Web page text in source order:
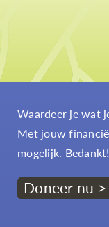
Waardeer je wat
Met jouw
mogelijk. Bedankt!
Doneer nu >